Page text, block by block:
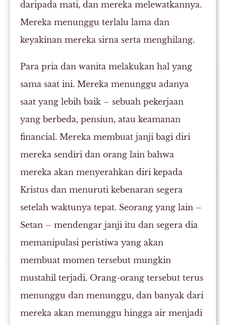
daripada mati, dan mereka melewatkannya.
Mereka menunggu terlalu lama dan
keyakinan mereka sirna serta menghilang.
Para pria dan wanita melakukan hal yang
sama saat ini. Mereka menunggu adanya
saat yang lebih baik – sebuah pekerjaan
yang berbeda, pensiun, atau keamanan
financial. Mereka membuat janji bagi diri
mereka sendiri dan orang lain bahwa
mereka akan menyerahkan diri kepada
Kristus dan menuruti kebenaran segera
setelah waktunya tepat. Seorang yang lain –
Setan – mendengar janji itu dan segera dia
memanipulasi peristiwa yang akan
membuat momen tersebut mungkin
mustahil terjadi. Orang-orang tersebut terus
menunggu dan menunggu, dan banyak dari
mereka akan menunggu hingga air menjadi